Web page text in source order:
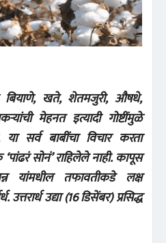
बियाणे, खते, शेतमजुरी, औषधे,
मेहनत इत्यादी गोष्टींमुळे
सर्व बाबींचा विचार करता
सोनं’ राहिलेले नाही. कापूस
यांमधील तफावतीकडे लक्ष
उत्तरार्ध उद्या (16 डिसेंबर) प्रसिद्ध